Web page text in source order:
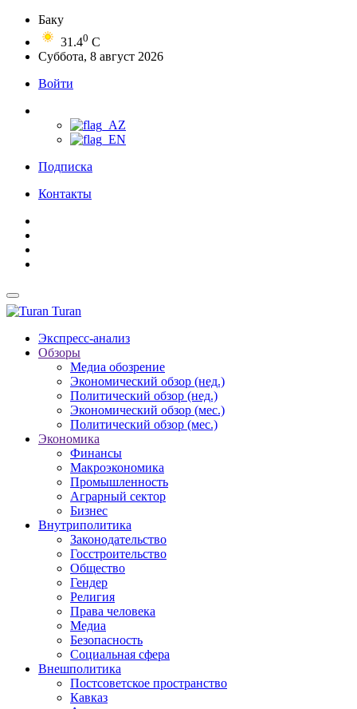
Баку
31.40 C
Суббота, 8 август 2026
Войти
Подписка
Контакты
Turan
Экспресс-анализ
Обзоры
Медиа обозрение
Экономический обзор (нед.)
Политический обзор (нед.)
Экономический обзор (мес.)
Политический обзор (мес.)
Экономика
Финансы
Макроэкономика
Промышленность
Аграрный сектор
Бизнес
Внутриполитика
Законодательство
Госстроительство
Общество
Гендер
Религия
Права человека
Медиа
Безопасность
Социальная сфера
Внешполитика
Постсоветское пространство
Кавказ